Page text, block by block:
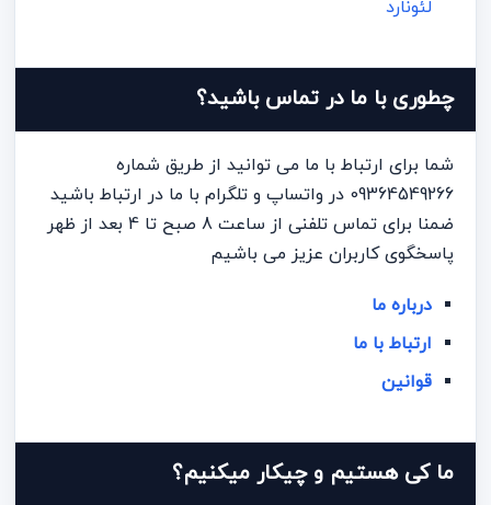
لئونارد
چطوری با ما در تماس باشید؟
شما برای ارتباط با ما می توانید از طریق شماره
09364549266 در واتساپ و تلگرام با ما در ارتباط باشید
ضمنا برای تماس تلفنی از ساعت 8 صبح تا 4 بعد از ظهر
پاسخگوی کاربران عزیز می باشیم
درباره ما
ارتباط با ما
قوانین
ما کی هستیم و چیکار میکنیم؟